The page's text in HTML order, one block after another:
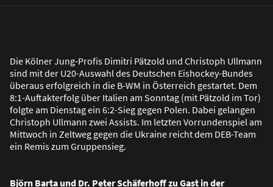
Die Kölner Jung-Profis Dimitri Pätzold und Christoph Ullmann
sind mit der U20-Auswahl des Deutschen Eishockey-Bundes
überaus erfolgreich in die B-WM in Österreich gestartet. Dem
8:1-Auftakterfolg über Italien am Sonntag (mit Pätzold im Tor)
folgte am Dienstag ein 6:2-Sieg gegen Polen. Dabei gelangen
Christoph Ullmann zwei Assists. Im letzten Vorrundenspiel am
Mittwoch in Zeltweg gegen die Ukraine reicht dem DEB-Team
ein Remis zum Gruppensieg.
Björn Barta und Dr. Peter Schäferhoff zu Gast in der